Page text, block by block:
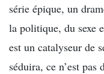
série épique, un
la politique, du sexe
est un catalyseur de
séduira, ce n’est pas